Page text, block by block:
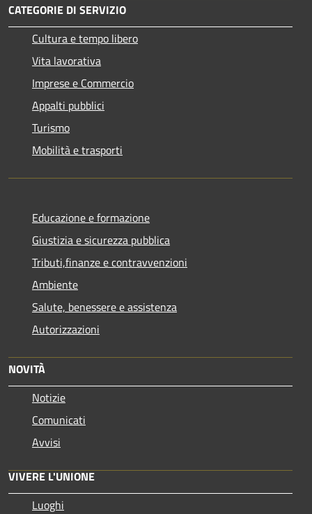
CATEGORIE DI SERVIZIO
Cultura e tempo libero
Vita lavorativa
Imprese e Commercio
Appalti pubblici
Turismo
Mobilità e trasporti
Educazione e formazione
Giustizia e sicurezza pubblica
Tributi,finanze e contravvenzioni
Ambiente
Salute, benessere e assistenza
Autorizzazioni
NOVITÀ
Notizie
Comunicati
Avvisi
VIVERE L'UNIONE
Luoghi